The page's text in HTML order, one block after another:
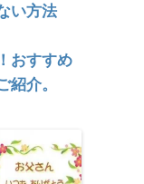
い方法
おすすめ
紹介。